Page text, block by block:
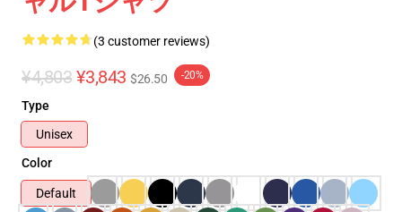
(3 customer reviews)
¥4,803 ¥3,843 $26.50 -20%
Type
Unisex
Color
Default